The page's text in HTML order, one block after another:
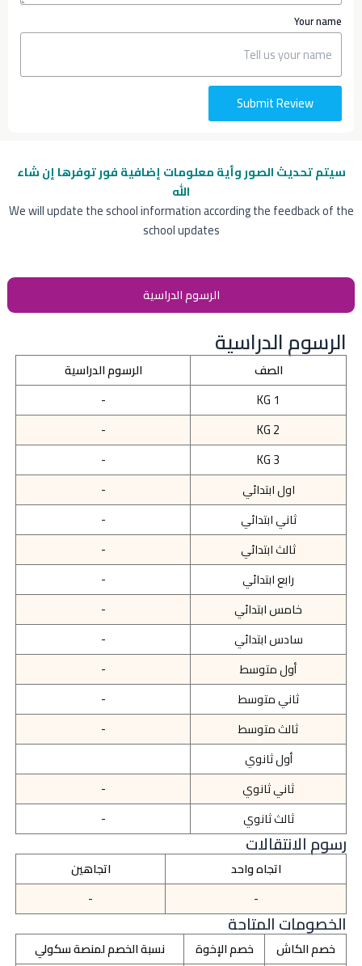
سيتم تحديث الصور وأية معلومات إضافيةفور توفرها إن شاء
الله
We will update the school information according the feedback of the
school updates
الرسوم الدراسية
الرسوم الدراسية
الصف
الرسوم الدراسية
KG 1
-
KG 2
-
KG 3
-
اول ابتدائي
-
ثاني ابتدائي
-
ثالث ابتدائي
-
رابع ابتدائي
-
خامس ابتدائي
-
سادس ابتدائي
-
أول متوسط
-
ثاني متوسط
-
ثالث متوسط
-
أول ثانوي
ثاني ثانوي
-
ثالث ثانوي
-
رسوم الانتقالات
اتجاه واحد
اتجاهين
-
-
الخصومات المتاحة
خصم الكاش خصم الإخوة
نسبة الخصم لمنصة سكولي
Your name
Submit Review